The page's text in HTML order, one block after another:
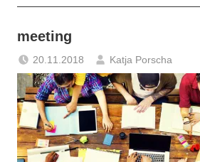
meeting
20.11.2018 Katja Porscha